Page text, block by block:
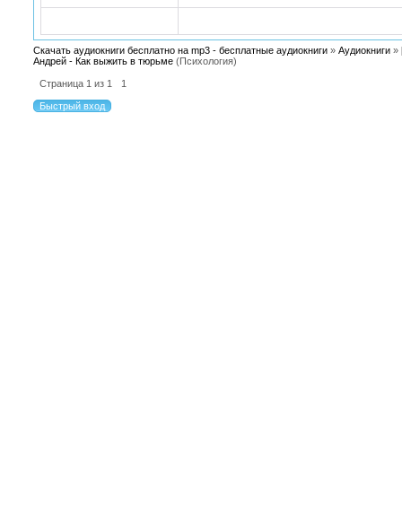
Скачать аудиокниги бесплатно на mp3 - бесплатные аудиокниги » Аудиокниги »
Андрей - Как выжить в тюрьме (Психология)
Страница 1 из 1 1